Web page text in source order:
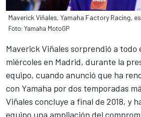
Maverick Viñales, Yamaha Factory Racing,
Foto: Yamaha MotoGP
Maverick Viñales sorprendió a todo
miércoles en Madrid, durante la
equipo, cuando anunció que ha
con Yamaha por dos temporadas
Viñales concluye a final de 2018, y
equipo una ampliación del